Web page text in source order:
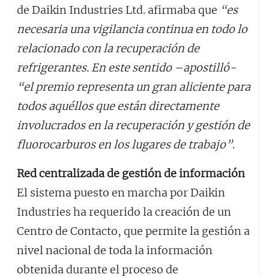
de Daikin Industries Ltd. afirmaba que “es
necesaria una vigilancia continua en todo lo
relacionado con la recuperación de
refrigerantes. En este sentido –apostilló-
“el premio representa un gran aliciente para
todos aquéllos que están directamente
involucrados en la recuperación y gestión de
fluorocarburos en los lugares de trabajo”.
Red centralizada de gestión de información
El sistema puesto en marcha por Daikin
Industries ha requerido la creación de un
Centro de Contacto, que permite la gestión a
nivel nacional de toda la información
obtenida durante el proceso de